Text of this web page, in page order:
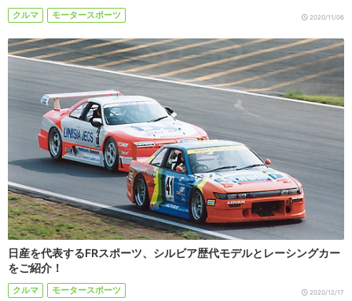
クルマ モータースポーツ 2020/11/06
日産を代表するFRスポーツ、シルビア歴代モデルとレーシングカー
をご紹介！
クルマ モータースポーツ 2020/12/17